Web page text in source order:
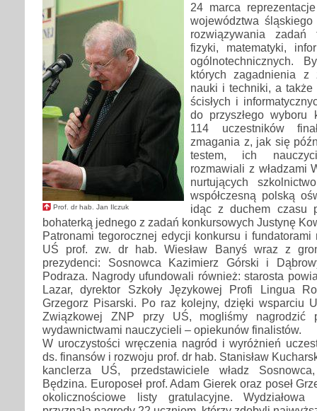
Prof. dr hab. Jan Ilczuk
24 marca
województwa
rozwiązywania
fizyki, matematyki,
ogólnotechnicznych.
których zagadnienia z
nauki i techniki, a
ścisłych i
do przyszłego wyboru
114 uczestników
zmagania z, jak się
testem, ich
rozmawiali z władzami
nurtujących
współczesną polską
idąc z duchem czasu
bohaterką jednego z zadań konkursowych Justynę
Patronami tegorocznej edycji konkursu i
UŚ prof. zw. dr hab. Wiesław Banyś wraz z
prezydenci: Sosnowca Kazimierz Górski i
Podraza. Nagrody ufundowali również: starosta
Lazar, dyrektor Szkoły Językowej Profi Lingua
Grzegorz Pisarski. Po raz kolejny, dzięki wsparciu
Związkowej ZNP przy UŚ, mogliśmy nagrodzić
wydawnictwami nauczycieli – opiekunów finalistów.
W uroczystości wręczenia nagród i wyróżnień
ds. finansów i rozwoju prof. dr hab. Stanisław
kanclerza UŚ, przedstawiciele władz
Będzina. Europoseł prof. Adam Gierek oraz poseł
okolicznościowe listy gratulacyjne. Wydziałowa